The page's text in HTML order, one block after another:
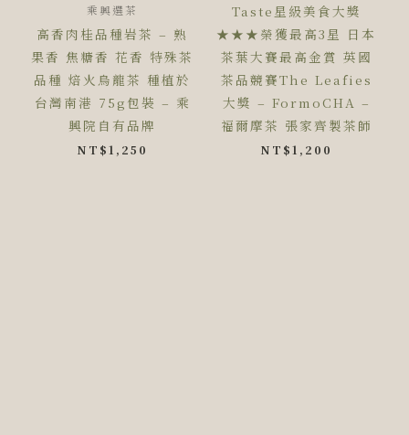
乘興選茶
高香肉桂品種岩茶 – 熟
果香 焦糖香 花香 特殊茶
品種 焙火烏龍茶 種植於
台灣南港 75g包裝 – 乘
興院自有品牌
NT$1,250
Taste星級美食大獎
★★★榮獲最高3星 日本
茶葉大賽最高金賞 英國
茶品競賽The Leafies
大獎 – FormoCHA –
福爾摩茶 張家齊製茶師
NT$1,200